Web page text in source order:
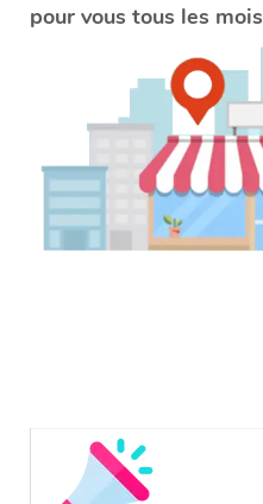
pour vous tous les mois